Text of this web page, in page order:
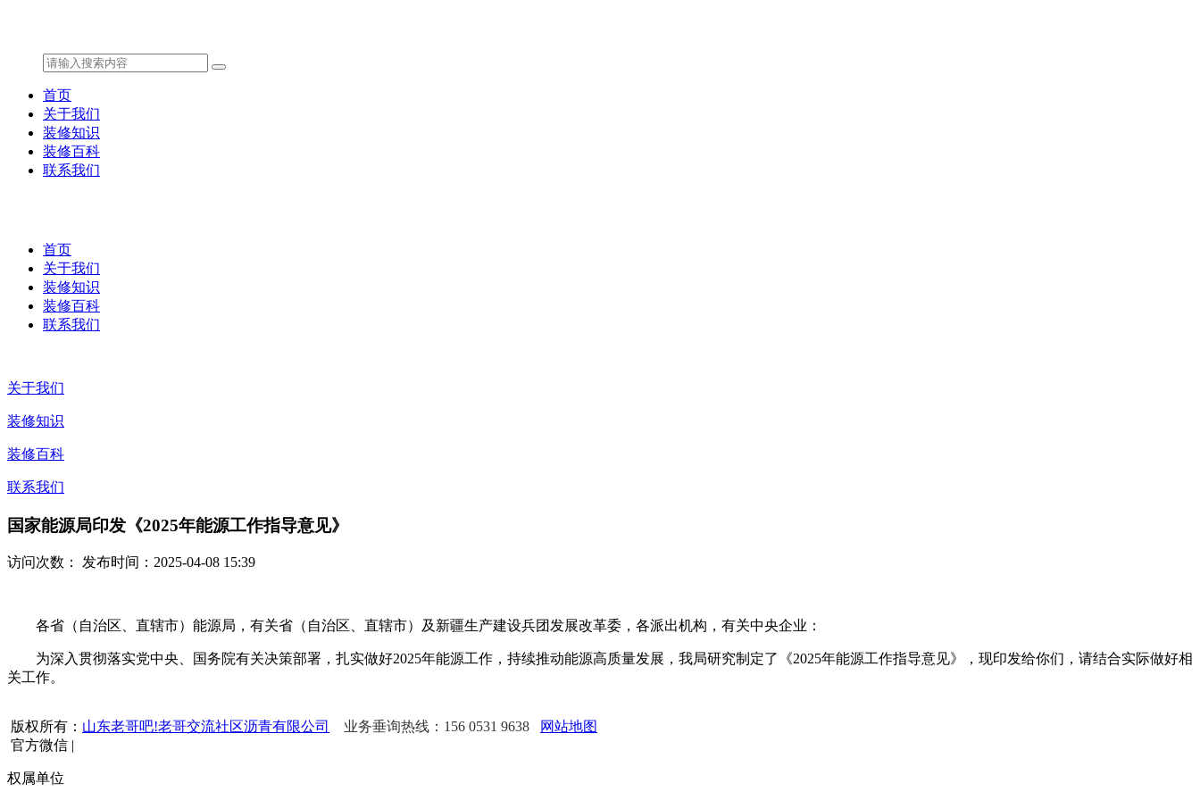
首页
关于我们
装修知识
装修百科
联系我们
首页
关于我们
装修知识
装修百科
联系我们
关于我们
装修知识
装修百科
联系我们
国家能源局印发《2025年能源工作指导意见》
访问次数： 发布时间：2025-04-08 15:39
各省（自治区、直辖市）能源局，有关省（自治区、直辖市）及新疆生产建设兵团发展改革委，各派出机构，有关中央企业：
为深入贯彻落实党中央、国务院有关决策部署，扎实做好2025年能源工作，持续推动能源高质量发展，我局研究制定了《2025年能源工作指导意见》，现印发给你们，请结合实际做好相
关工作。
版权所有： 山东老哥吧!老哥交流社区沥青有限公司 业务垂询热线：156 0531 9638
网站地图
官方微信 |
权属单位